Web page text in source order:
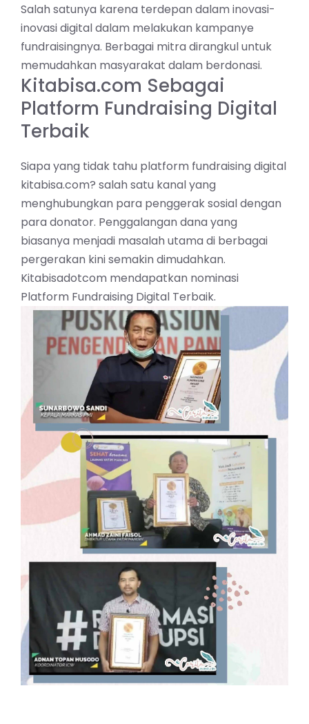
Salah satunya karena terdepan dalam inovasi-
inovasi digital dalam melakukan kampanye
fundraisingnya. Berbagai mitra dirangkul untuk
memudahkan masyarakat dalam berdonasi.
Kitabisa.com Sebagai
Platform Fundraising Digital
Terbaik
Siapa yang tidak tahu platform fundraising digital
kitabisa.com? salah satu kanal yang
menghubungkan para penggerak sosial dengan
para donator. Penggalangan dana yang
biasanya menjadi masalah utama di berbagai
pergerakan kini semakin dimudahkan.
Kitabisadotcom mendapatkan nominasi
Platform Fundraising Digital Terbaik.